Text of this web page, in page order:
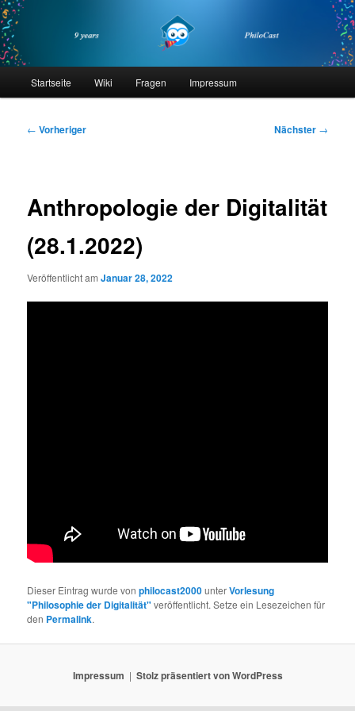
Zum
primären
Inhalt
springenphilocast
Startseite Wiki Fragen Impressum
Beitragsnavigation
← Vorheriger Nächster →
Anthropologie der Digitalität
(28.1.2022)
Veröffentlicht amJanuar 28, 2022
Dieser Eintrag wurde vonphilocast2000unterVorlesung
"Philosophie der Digitalität" veröffentlicht. Setze ein Lesezeichen für
den Permalink.
Impressum Stolz präsentiert von WordPress